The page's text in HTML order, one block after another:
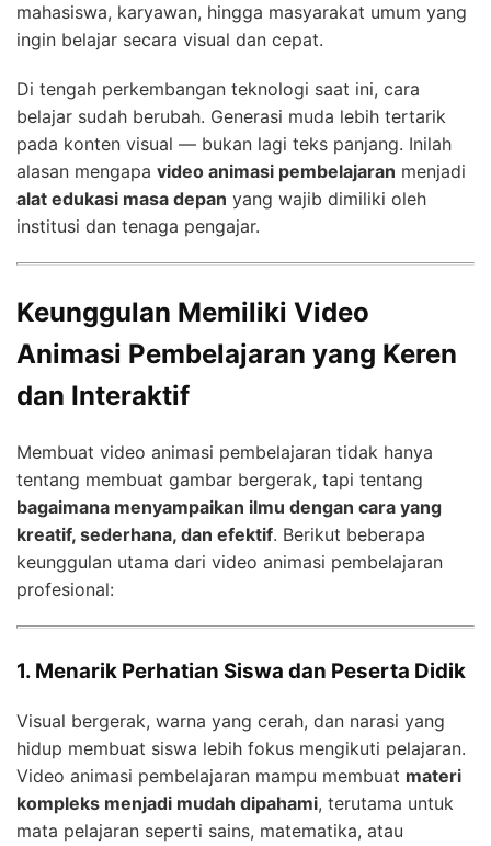
mahasiswa, karyawan, hingga masyarakat umum yang
ingin belajar secara visual dan cepat.
Di tengah perkembangan teknologi saat ini, cara
belajar sudah berubah. Generasi muda lebih tertarik
pada konten visual — bukan lagi teks panjang. Inilah
alasan mengapa video animasi pembelajaran menjadi
alat edukasi masa depan yang wajib dimiliki oleh
institusi dan tenaga pengajar.
Keunggulan Memiliki Video
Animasi Pembelajaran yang Keren
dan Interaktif
Membuat video animasi pembelajaran tidak hanya
tentang membuat gambar bergerak, tapi tentang
bagaimana menyampaikan ilmu dengan cara yang
kreatif, sederhana, dan efektif. Berikut beberapa
keunggulan utama dari video animasi pembelajaran
profesional:
1. Menarik Perhatian Siswa dan Peserta Didik
Visual bergerak, warna yang cerah, dan narasi yang
hidup membuat siswa lebih fokus mengikuti pelajaran.
Video animasi pembelajaran mampu membuat materi
kompleks menjadi mudah dipahami, terutama untuk
mata pelajaran seperti sains, matematika, atau